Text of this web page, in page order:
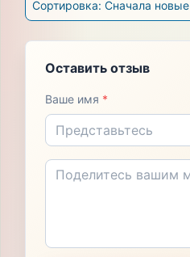
Сортировка: Сначала новые
Оставить отзыв
Ваше имя *